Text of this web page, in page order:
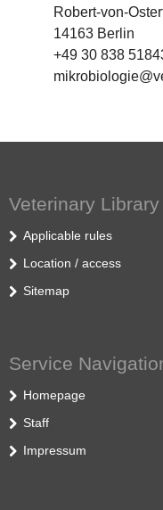
Robert-von-
14163 Berlin
+49 30 838
Veterinary Library
Applicable rules
Location / access
Sitemap
Service
Homepage
Staff
Impressum